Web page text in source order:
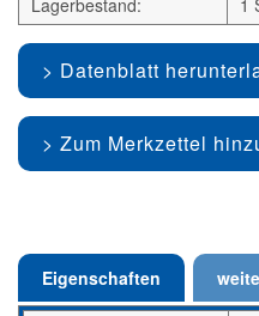
Lagerbestand:
1
Datenblatt
Zum Merkzettel
Eigenschaften